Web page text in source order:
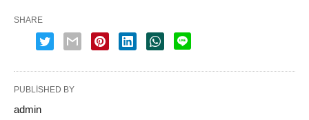
SHARE
PUBLISHED BY
admin